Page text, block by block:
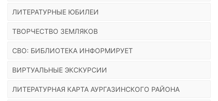
ЛИТЕРАТУРНЫЕ ЮБИЛЕИ
ТВОРЧЕСТВО ЗЕМЛЯКОВ
СВО: БИБЛИОТЕКА ИНФОРМИРУЕТ
ВИРТУАЛЬНЫЕ ЭКСКУРСИИ
ЛИТЕРАТУРНАЯ КАРТА АУРГАЗИНСКОГО РАЙОНА